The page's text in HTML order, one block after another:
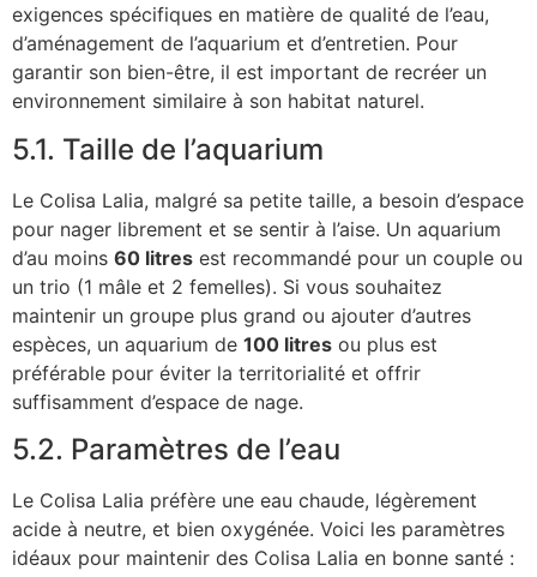
exigences spécifiques en matière de qualité de l’eau,
d’aménagement de l’aquarium et d’entretien. Pour
garantir son bien-être, il est important de recréer un
environnement similaire à son habitat naturel.
5.1. Taille de l’aquarium
Le Colisa Lalia, malgré sa petite taille, a besoin d’espace
pour nager librement et se sentir à l’aise. Un aquarium
d’au moins 60 litres est recommandé pour un couple ou
un trio (1 mâle et 2 femelles). Si vous souhaitez
maintenir un groupe plus grand ou ajouter d’autres
espèces, un aquarium de 100 litres ou plus est
préférable pour éviter la territorialité et offrir
suffisamment d’espace de nage.
5.2. Paramètres de l’eau
Le Colisa Lalia préfère une eau chaude, légèrement
acide à neutre, et bien oxygénée. Voici les paramètres
idéaux pour maintenir des Colisa Lalia en bonne santé :